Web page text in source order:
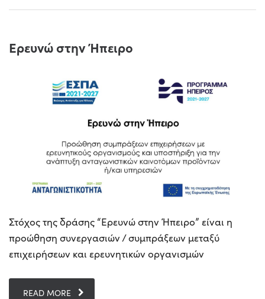
Ερευνώ στην Ήπειρο
Στόχος της δράσης “Ερευνώ στην Ήπειρο” είναι η
προώθηση συνεργασιών / συμπράξεων μεταξύ
επιχειρήσεων και ερευνητικών οργανισμών
READ MORE